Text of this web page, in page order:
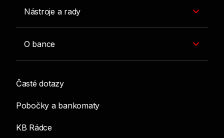
Nástroje a rady
O bance
Časté dotazy
Pobočky a bankomaty
KB Rádce